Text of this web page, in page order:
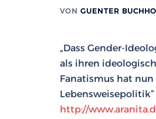
VON GUENTER
„Dass Gender-
als ihren
Fanatismus hat
Lebensweisepolitik”
http://